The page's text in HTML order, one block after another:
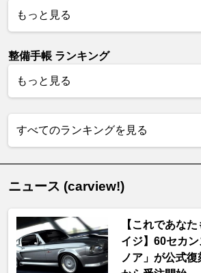
もっと見る
整備手帳 ランキング
もっと見る
すべてのランキングを見る
ニュース (carview!)
【これであな
イジ】60セカ
ノア」が公式